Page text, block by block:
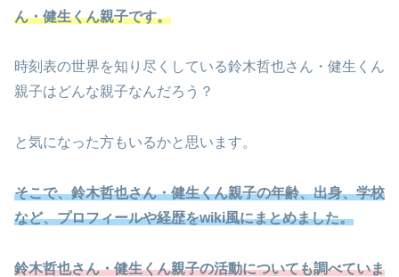
ん・健生くん親子です。
時刻表の世界を知り尽くしている鈴木哲也さん・健生くん
親子はどんな親子なんだろう？
と気になった方もいるかと思います。
そこで、鈴木哲也さん・健生くん親子の年齢、出身、学校
など、プロフィールや経歴をwiki風にまとめました。
鈴木哲也さん・健生くん親子の活動についても調べていま